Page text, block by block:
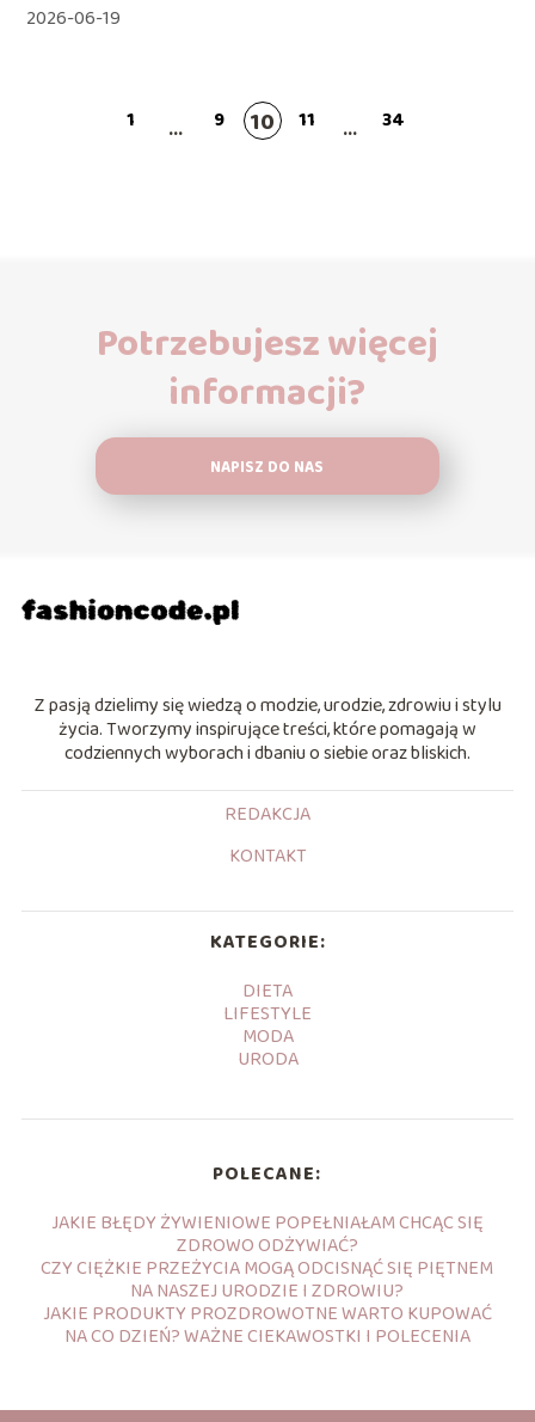
2026-06-19
1 ... 9 10 11 ... 34
Potrzebujesz więcej
informacji?
NAPISZ DO NAS
Z pasją dzielimy się wiedzą o modzie, urodzie, zdrowiu i stylu
życia. Tworzymy inspirujące treści, które pomagają w
codziennych wyborach i dbaniu o siebie oraz bliskich.
REDAKCJA
KONTAKT
KATEGORIE:
DIETA
LIFESTYLE
MODA
URODA
POLECANE:
JAKIE BŁĘDY ŻYWIENIOWE POPEŁNIAŁAM CHCĄC SIĘ
ZDROWO ODŻYWIAĆ?
CZY CIĘŻKIE PRZEŻYCIA MOGĄ ODCISNĄĆ SIĘ PIĘTNEM
NA NASZEJ URODZIE I ZDROWIU?
JAKIE PRODUKTY PROZDROWOTNE WARTO KUPOWAĆ
NA CO DZIEŃ? WAŻNE CIEKAWOSTKI I POLECENIA